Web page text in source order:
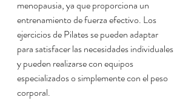
menopausia, ya que proporciona un
entrenamiento de fuerza efectivo. Los
ejercicios de Pilates se pueden adaptar
para satisfacer las necesidades individuales
y pueden realizarse con equipos
especializados o simplemente con el peso
corporal.